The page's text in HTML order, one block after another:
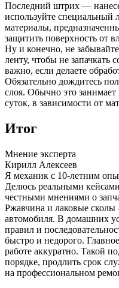
Последний штрих —
используйте специальный
материалы,
защитить поверхность от
Ну и конечно, не
ленту, чтобы не запачкать
важно, если делаете
Обязательно дождитесь
слоя. Обычно это занимает
суток, в зависимости от
Итог
Мнение эксперта
Кирилл Алексеев
Я механик с 10-летним
Делюсь реальными
честными мнениями о
Ржавчина и лаковые
автомобиля. В домашних
правил и
быстро и недорого.
работе аккуратно. Такой
порядке, продлить срок
на профессиональном